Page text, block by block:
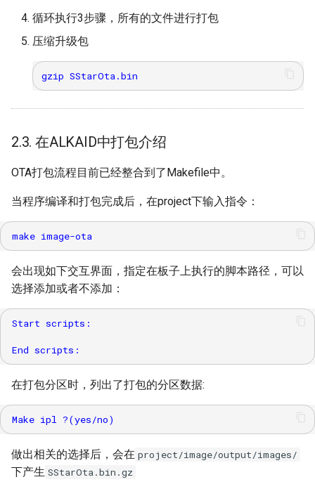
循环执行3步骤，所有的文件进行打包
压缩升级包
2.3. 在ALKAID中打包介绍
OTA打包流程目前已经整合到了Makefile中。
当程序编译和打包完成后，在project下输入指令：
会出现如下交互界面，指定在板子上执行的脚本路径，可以
选择添加或者不添加：
Start scripts:
在打包分区时，列出了打包的分区数据:
做出相关的选择后，会在 project/image/output/images/
下产生 SStarOta.bin.gz